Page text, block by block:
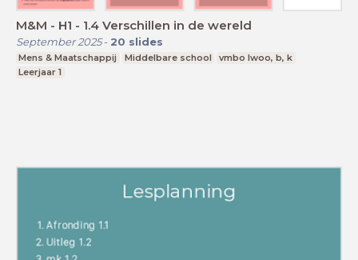
M&M - H1 - 1.4 Verschillen in de wereld
September 2025- 20 slides
Mens & Maatschappij Middelbare school
vmbo lwoo, b, k
Leerjaar 1